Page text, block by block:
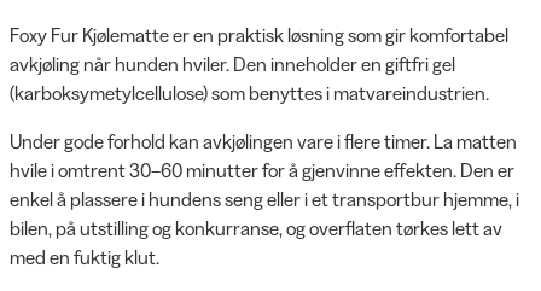
Foxy Fur Kjølematte er en praktisk løsning som gir komfortabel
avkjøling når hunden hviler. Den inneholder en giftfri gel
(karboksymetylcellulose) som benyttes i matvareindustrien.
Under gode forhold kan avkjølingen vare i flere timer. La matten
hvile i omtrent 30–60 minutter for å gjenvinne effekten. Den er
enkel å plassere i hundens seng eller i et transportbur hjemme, i
bilen, på utstilling og konkurranse, og overflaten tørkes lett av
med en fuktig klut.